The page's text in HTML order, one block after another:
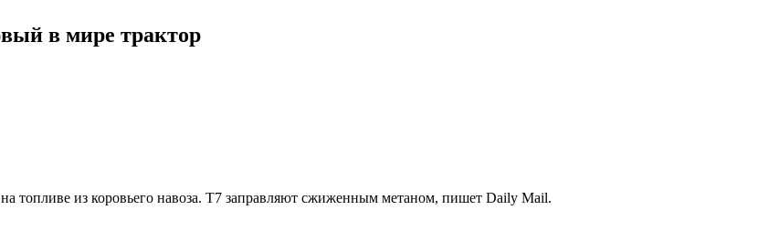
в мире трактор
топливе из коровьего навоза. T7 заправляют сжиженным метаном, пишет Daily Mail.